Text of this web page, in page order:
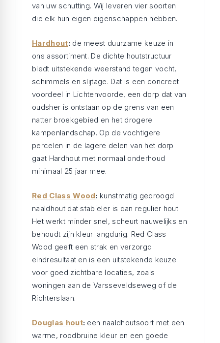
van uw schutting. Wij leveren vier soorten
die elk hun eigen eigenschappen hebben.
Hardhout:de meest duurzame keuze in
ons assortiment. De dichte houtstructuur
biedt uitstekende weerstand tegen vocht,
schimmels en slijtage. Dat is een concreet
voordeel in Lichtenvoorde, een dorp dat van
oudsher is ontstaan op de grens van een
natter broekgebied en het drogere
kampenlandschap. Op de vochtigere
percelen in de lagere delen van het dorp
gaat Hardhout met normaal onderhoud
minimaal 25 jaar mee.
Red Class Wood: kunstmatig gedroogd
naaldhout dat stabieler is dan regulier hout.
Het werkt minder snel, scheurt nauwelijks en
behoudt zijn kleur langdurig. Red Class
Wood geeft een strak en verzorgd
eindresultaat en is een uitstekende keuze
voor goed zichtbare locaties, zoals
woningen aan de Varsseveldseweg of de
Richterslaan.
Douglas hout: een naaldhoutsoort met een
warme, roodbruine kleur en een goede